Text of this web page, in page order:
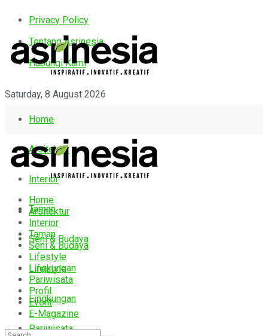
Privacy Policy
Tentang Asrinesia
Hubungi Kami
Saturday, 8 August 2026
Home
Arsitektur
Interior
Taman
Seni & Budaya
Lifestyle
Lingkungan
Pariwisata
Home
Arsitektur
Interior
Taman
Seni & Budaya
Lifestyle
Lingkungan
Pariwisata
Profil
Event
E-Magazine